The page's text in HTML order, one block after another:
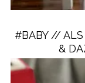
#BABY // ALS
&